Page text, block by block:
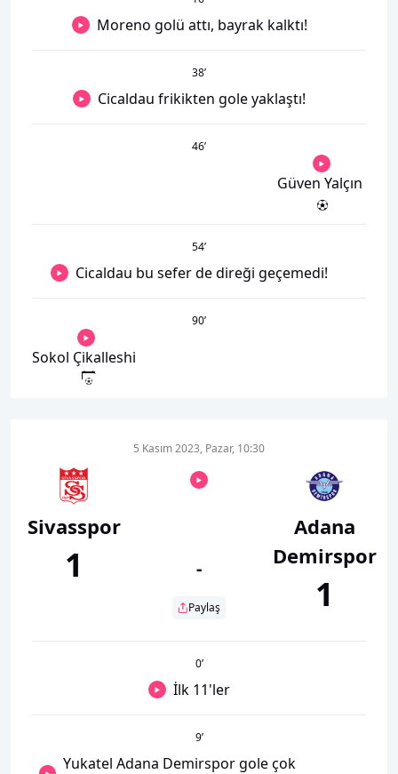
Moreno golü attı, bayrak kalktı!
38’
Cicaldau frikikten gole yaklaştı!
46’
Güven Yalçın
54’
Cicaldau bu sefer de direği geçemedi!
90’
Sokol Çikalleshi
Sivasspor
1
5 Kasım 2023, Pazar, 10:30
-
Paylaş
Adana
Demirspor
1
0’
İlk 11'ler
9’
Yukatel Adana Demirspor gole çok